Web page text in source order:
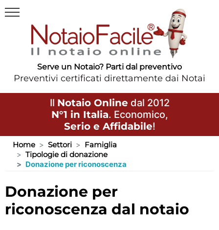
Serve un Notaio? Parti dal preventivo
Preventivi certificati direttamente dai Notai
Il Notaio Online dal 2012
N°1 in Italia. Economico,
Serio e Affidabile!
Home Settori
Famiglia
Tipologie di donazione
Donazione per riconoscenza
donazione per
riconoscenza dal notaio